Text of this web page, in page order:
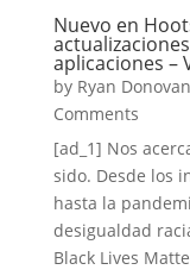
Nuevo en
aplicaciones –
by Ryan Donovan
Comments
[ad_1] Nos
sido. Desde los
hasta la
desigualdad
Black Lives